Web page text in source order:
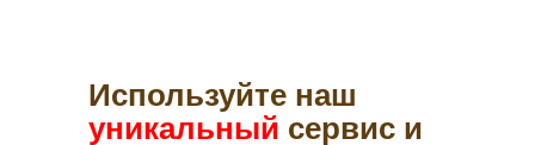
Используйте наш
уникальный сервис и